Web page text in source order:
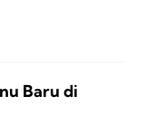
Baru di